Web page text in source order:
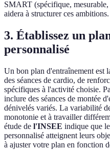
SMART (spécifique,
aidera à structurer ces ambitions.
3. Établissez un
personnalisé
Un bon plan d'entraînement est
des séances de cardio, de
spécifiques à l'activité choisie.
inclure des séances de montée
dénivelés variés. La variabilité
monotonie et à travailler
étude de l'INSEE indique que
personnalisé atteignent leurs
à ajuster votre plan en fonction